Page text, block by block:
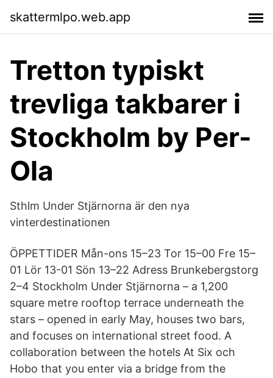
skattermlpo.web.app
Tretton typiskt
trevliga takbarer i
Stockholm by Per-
Ola
Sthlm Under Stjärnorna är den nya
vinterdestinationen
ÖPPETTIDER Mån-ons 15–23 Tor 15–00 Fre 15–
01 Lör 13-01 Sön 13–22 Adress Brunkebergstorg
2–4 Stockholm Under Stjärnorna – a 1,200
square metre rooftop terrace underneath the
stars – opened in early May, houses two bars,
and focuses on international street food. A
collaboration between the hotels At Six och
Hobo that you enter via a bridge from the